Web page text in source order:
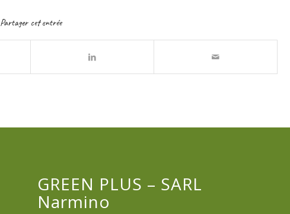
Partager cet entrée
GREEN PLUS – SARL
Narmino